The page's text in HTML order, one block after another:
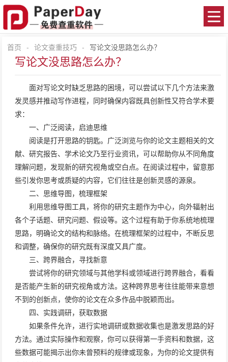
首页 - 论文查重技巧 - 写论文没思路怎么办？
写论文没思路怎么办？
面对写论文时缺乏思路的困境，可以尝试以下几个方法来激
发灵感并推动写作进程，同时确保内容既具创新性又符合学术要
求：
一、广泛阅读，启迪思维
阅读是打开思路的钥匙。广泛浏览与你的论文主题相关的文
献、研究报告、学术论文乃至行业资讯，可以帮助你从不同角度
理解问题，发现新的研究视角或空白点。在阅读过程中，留意那
些引发你思考或质疑的内容，它们往往是创新灵感的源泉。
二、思维导图，梳理框架
利用思维导图工具，将你的研究主题作为中心，向外辐射出
各个子话题、研究问题、假设等。这个过程有助于你系统地梳理
思路，明确论文的结构和脉络。在梳理框架的过程中，不断反思
和调整，确保你的研究既有深度又具广度。
三、跨界融合，寻找新意
尝试将你的研究领域与其他学科或领域进行跨界融合，看看
是否能产生新的研究视角或方法。这种跨界思考往往能带来意想
不到的创新点，使你的论文在众多作品中脱颖而出。
四、实践调研，获取数据
如果条件允许，进行实地调研或数据收集也是激发思路的好
方法。通过实际操作和观察，你可以获得第一手资料和数据，这
些数据可能揭示出你未曾预料的规律或现象，为你的论文提供有